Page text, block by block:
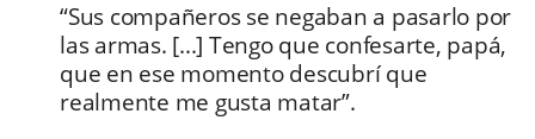
“Sus compañeros se negaban a pasarlo por
las armas. [...] Tengo que confesarte, papá,
que en ese momento descubrí que
realmente me gusta matar”.